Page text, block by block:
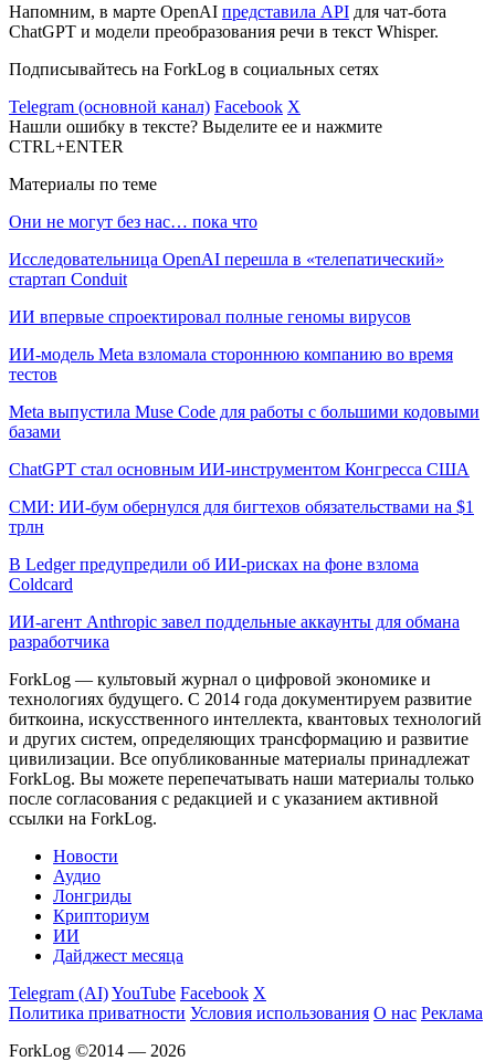
Напомним, в марте OpenAI представила API для чат-бота
ChatGPT и модели преобразования речи в текст Whisper.
Подписывайтесь на ForkLog в социальных сетях
Telegram (основной канал) Facebook X
Нашли ошибку в тексте? Выделите ее и нажмите
CTRL+ENTER
Материалы по теме
Они не могут без нас… пока что
Исследовательница OpenAI перешла в «телепатический»
стартап Conduit
ИИ впервые спроектировал полные геномы вирусов
ИИ-модель Meta взломала стороннюю компанию во время
тестов
Meta выпустила Muse Code для работы с большими кодовыми
базами
ChatGPT стал основным ИИ-инструментом Конгресса США
СМИ: ИИ-бум обернулся для бигтехов обязательствами на $1
трлн
В Ledger предупредили об ИИ-рисках на фоне взлома
Coldcard
ИИ-агент Anthropic завел поддельные аккаунты для обмана
разработчика
ForkLog — культовый журнал о цифровой экономике и
технологиях будущего. С 2014 года документируем развитие
биткоина, искусственного интеллекта, квантовых технологий
и других систем, определяющих трансформацию и развитие
цивилизации. Все опубликованные материалы принадлежат
ForkLog. Вы можете перепечатывать наши материалы только
после согласования с редакцией и с указанием активной
ссылки на ForkLog.
Новости
Аудио
Лонгриды
Крипториум
ИИ
Дайджест месяца
Telegram (AI)YouTube Facebook X
Политика приватности Условия использования О нас Реклама
ForkLog ©2014 — 2026